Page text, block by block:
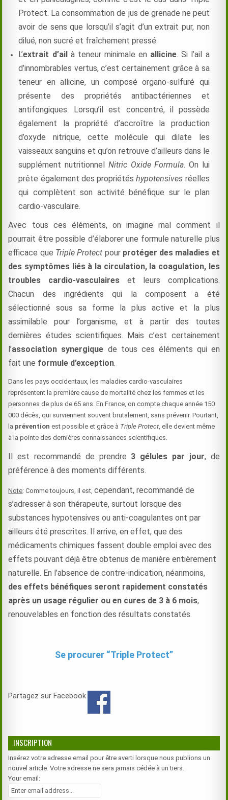
Protect. La consommation de jus de grenade ne peut
avoir de sens que lorsqu’il s’agit d’un extrait pur, non
dilué, non sucré et fraîchement pressé.
L’extrait d’ailà teneur minimale en allicine. Si l’ail a
d’innombrables vertus, c’est certainement grâce à sa
teneur en allicine, un composé organo-sulfuré qui
présente des propriétés antibactériennes et
antifongiques. Lorsqu’il est concentré, il possède
également la propriété d’accroître la production
d’oxyde nitrique, cette molécule qui dilate les
vaisseaux sanguins et qu’on retrouve d’ailleurs dans le
supplément nutritionnel Nitric Oxide Formula. On lui
prête également des propriétéshypotensives réelles
qui complètent son activité bénéfique sur le plan
cardio-vasculaire.
Avec tous ces éléments, on imagine mal comment il
pourrait être possible d’élaborer une formule naturelle plus
efficace que Triple Protect pour protéger des maladies et
des symptômes liés à la circulation, la coagulation, les
troubles cardio-vasculaires et leurs complications.
Chacun des ingrédients qui la composent a été
sélectionné sous sa forme la plus active et la plus
assimilable pour l’organisme, et à partir des toutes
dernières études scientifiques. Mais c’est certainement
l’association synergique de tous ces éléments qui en
fait une formule d’exception.
Dans les pays occidentaux, les maladies cardio-vasculaires
représentent la première cause de mortalité chez les femmes et les
personnes de plus de 65 ans. En France, on compte chaque année 150
000 décès, qui surviennent souvent brutalement, sans prévenir. Pourtant,
la préventionest possible et grâce à Triple Protect , elle devient même
à la pointe des dernières connaissances scientifiques.
Il est recommandé de prendre 3 gélules par jour, de
préférence à des moments différents.
Note: Comme toujours, il est,cependant,recommandé de
s’adresser à son thérapeute, surtout lorsque des
substances hypotensives ou anti-coagulantes ont par
ailleurs été prescrites. Il arrive, en effet, que des
médicaments chimiques fassent double emploi avec des
effets pouvant déjà être obtenus de manière entièrement
naturelle. En l’absence de contre-indication, néanmoins,
des effets bénéfiques seront rapidement constatés
après un usage régulier ou en cures de 3 à 6 mois,
renouvelables en fonction des résultats constatés.
Se procurer “Triple Protect”
Partagez sur Facebook
INSCRIPTION
Insérez votre adresse email pour être averti lorsque nous publions un
nouvel article. Votre adresse ne sera jamais cédée à un tiers.
Your email: